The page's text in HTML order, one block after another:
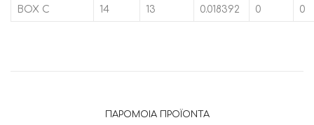
BOX C 14 13 0.018392 0 0
ΠΑΡΌΜΟΙΑ ΠΡΟΪΌΝΤΑ